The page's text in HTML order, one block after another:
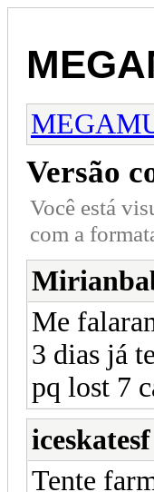
Versão
Você está
com a
Me
3 dias já
pq lost 7
iceskatesf
Tente